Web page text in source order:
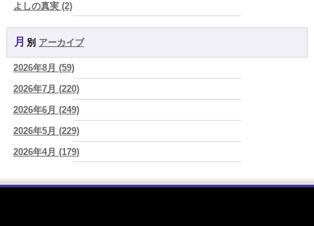
り)
2026/08/09
真寿の本音日記 捨てられなかった箱と、 手放せなかった私
真寿)
2026/08/09
「どちらが正解？」と迷ったとき、占いで見つけたいもの
答えを急がない恋ほど、長く続く。
2026/08/09
巳華 - Mamika -)
よしの真実 (2)
YOSHIKI (58)
よみ (39)
一之森 陽柑 (26)
椰奈空 (64)
ワカリミ (1)
神楽峰ヴィスカ (10)
赤羽うさぎ (341)
月別 アーカイブ
2026年8月 (59)
2026年7月 (220)
2026年6月 (249)
2026年5月 (229)
2026年4月 (179)